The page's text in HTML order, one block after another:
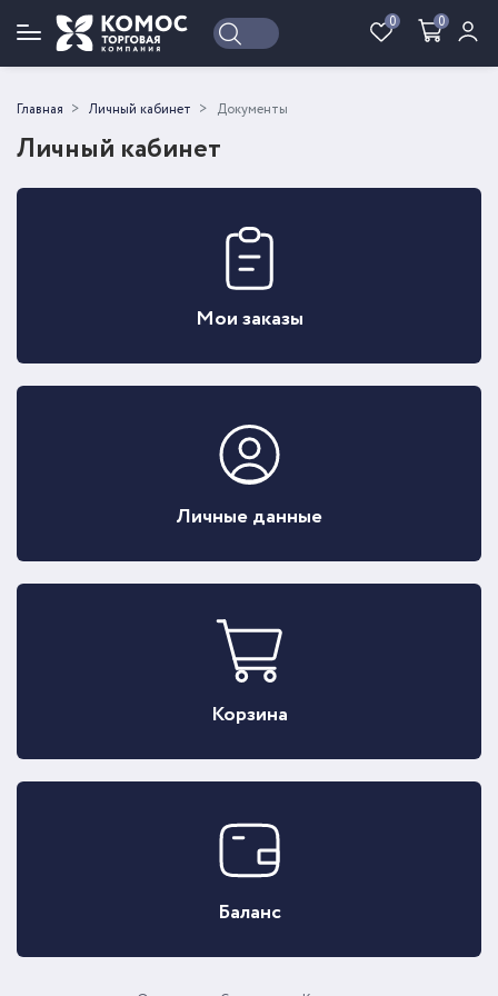
0 0
Войти Регистрация
Главная Личный кабинет Документы
Личный кабинет
Мои заказы
Личные данные
Корзина
Баланс